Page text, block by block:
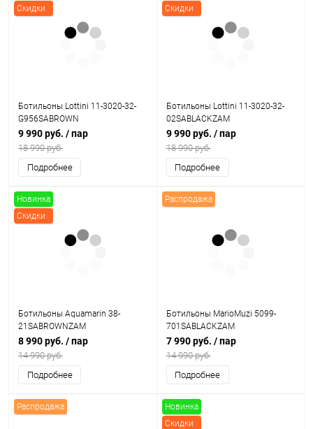
Скидки
Ботильоны Lottini 11-3020-32-
G956SABROWN
9 990 руб. / пар
18 990 руб.
Подробнее
Скидки
Ботильоны Lottini 11-3020-32-
02SABLACKZAM
9 990 руб. / пар
18 990 руб.
Подробнее
Новинка
Скидки
Ботильоны Aquamarin 38-
21SABROWNZAM
8 990 руб. / пар
14 990 руб.
Подробнее
Распродажа
Ботильоны MarioMuzi 5099-
701SABLACKZAM
7 990 руб. / пар
14 990 руб.
Подробнее
Распродажа
Новинка
Скидки